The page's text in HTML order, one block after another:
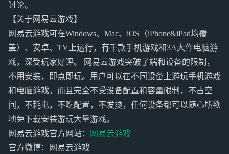
讨论。
【关于网易云游戏】
网易云游戏可在Windows、Mac、iOS（iPhone&iPad均覆
盖）、安卓、TV上运行，有千款手机游戏和3A大作电脑游
戏，深受玩家好评。 网易云游戏突破了端和设备的限制，
不用安装，即点即玩。用户可以在不同设备上游玩手机游戏
和电脑游戏，而且完全不受设备配置和容量限制，不占空
间，不耗电，不吃配置，不发烫，任何设备都可以随心所欲
地免下载安装游玩大量游戏。
网易云游戏官方网站：
网易云游戏
官方微博：网易云游戏